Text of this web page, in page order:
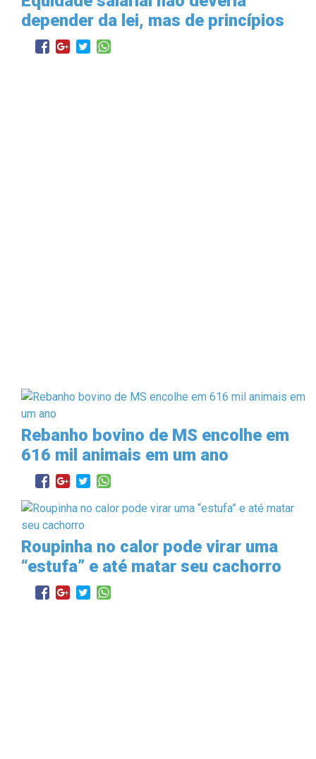
depender da lei, mas de princípios
Rebanho bovino de MS encolhe em
616 mil animais em um ano
Roupinha no calor pode virar uma
“estufa” e até matar seu cachorro